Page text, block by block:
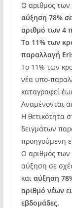
Ο αριθμός των
αύξηση 78%
αριθμό των 4
Το 11% των
παραλλαγή
Το 11% των
νέα υπο-
καταγραφεί
Αναμένονται
Η θετικότητα
δειγμάτων
προηγούμενη
Ο αριθμός των
αύξηση σε
και αύξηση
αριθμό νέων
εβδομάδες.